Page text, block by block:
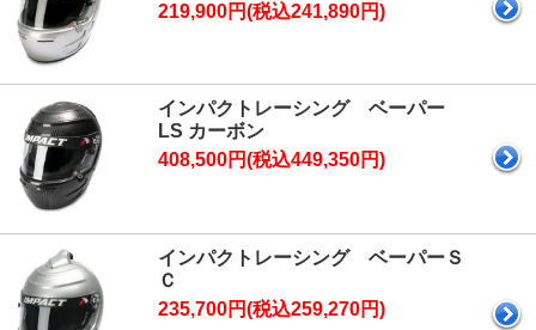
219,900円(税込241,890円)
インパクトレーシング ベーパー
LS カーボン
408,500円(税込449,350円)
インパクトレーシング ベーパーＳ
Ｃ
235,700円(税込259,270円)